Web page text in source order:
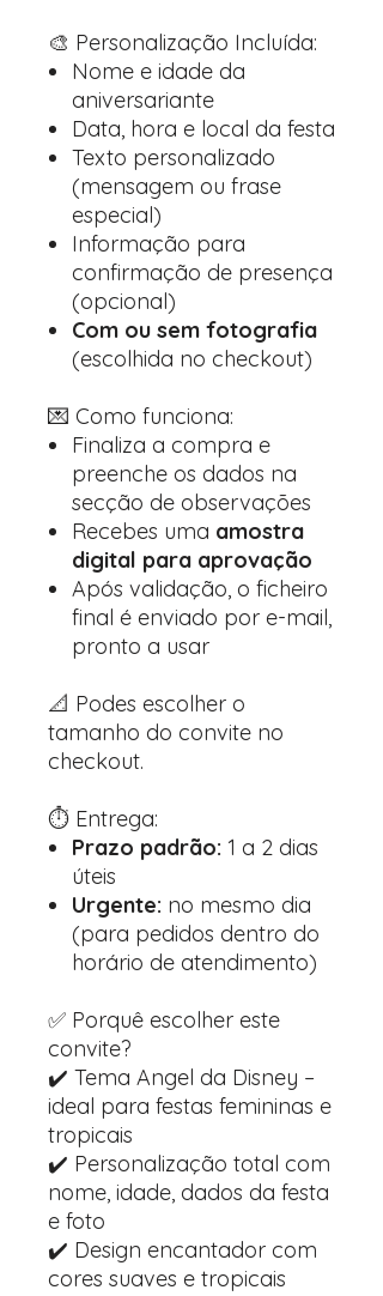
🎨 Personalização Incluída:
Nome e idade da
aniversariante
Data, hora e local da festa
Texto personalizado
(mensagem ou frase
especial)
Informação para
confirmação de presença
(opcional)
Com ou sem fotografia
(escolhida no checkout)
💌 Como funciona:
Finaliza a compra e
preenche os dados na
secção de observações
Recebes uma amostra
digital para aprovação
Após validação, o ficheiro
final é enviado por e-mail,
pronto a usar
📐 Podes escolher o
tamanho do convite no
checkout.
⏱️ Entrega:
Prazo padrão: 1 a 2 dias
úteis
Urgente: no mesmo dia
(para pedidos dentro do
horário de atendimento)
✅ Porquê escolher este
convite?
✔️ Tema Angel da Disney –
ideal para festas femininas e
tropicais
✔️ Personalização total com
nome, idade, dados da festa
e foto
✔️ Design encantador com
cores suaves e tropicais